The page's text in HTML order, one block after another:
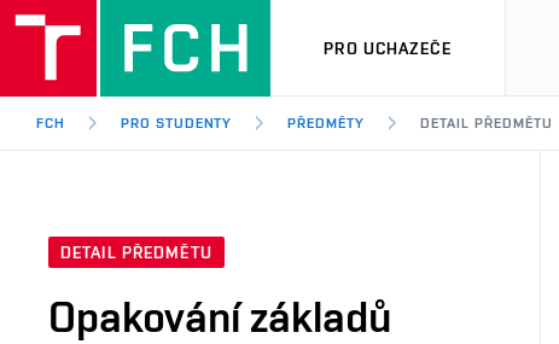
PRO UCHAZEČE
FCH PRO STUDENTY PŘEDMĚTY DETAIL PŘEDMĚTU
DETAIL PŘEDMĚTU
Opakování základů